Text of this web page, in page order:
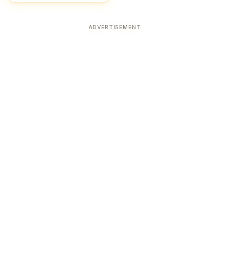
ADVERTISEMENT